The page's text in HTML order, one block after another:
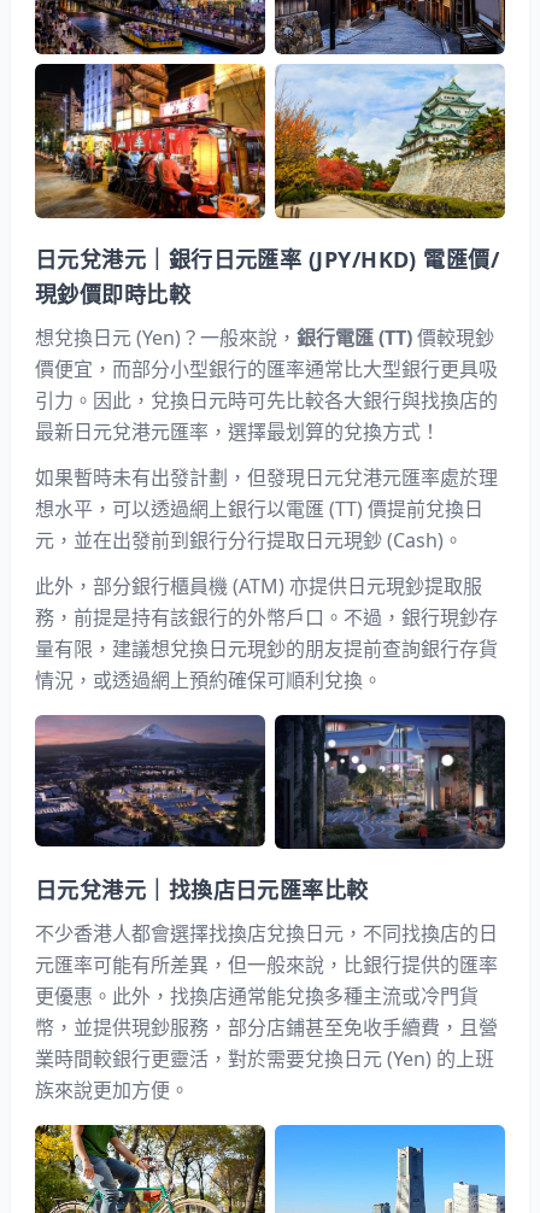
日元兌港元｜銀行日元匯率 (JPY/HKD) 電匯價/
現鈔價即時比較
想兌換日元 (Yen)？一般來說， 銀行電匯 (TT)價較現鈔
價便宜，而部分小型銀行的匯率通常比大型銀行更具吸
引力。因此，兌換日元時可先比較各大銀行與找換店的
最新日元兌港元匯率 ，選擇最划算的兌換方式！
如果暫時未有出發計劃，但發現日元兌港元匯率處於理
想水平，可以透過網上銀行以電匯 (TT) 價提前兌換日
元，並在出發前到銀行分行提取日元現鈔 (Cash)。
此外，部分銀行櫃員機 (ATM) 亦提供日元現鈔提取服
務，前提是持有該銀行的外幣戶口。不過，銀行現鈔存
量有限，建議想兌換日元現鈔的朋友提前查詢銀行存貨
情況，或透過網上預約確保可順利兌換。
日元兌港元｜找換店日元匯率比較
不少香港人都會選擇找換店兌換日元，不同找換店的日
元匯率可能有所差異，但一般來說，比銀行提供的匯率
更優惠。此外，找換店通常能兌換多種主流或冷門貨
幣，並提供現鈔服務，部分店鋪甚至免收手續費，且營
業時間較銀行更靈活，對於需要兌換日元 (Yen) 的上班
族來說更加方便。